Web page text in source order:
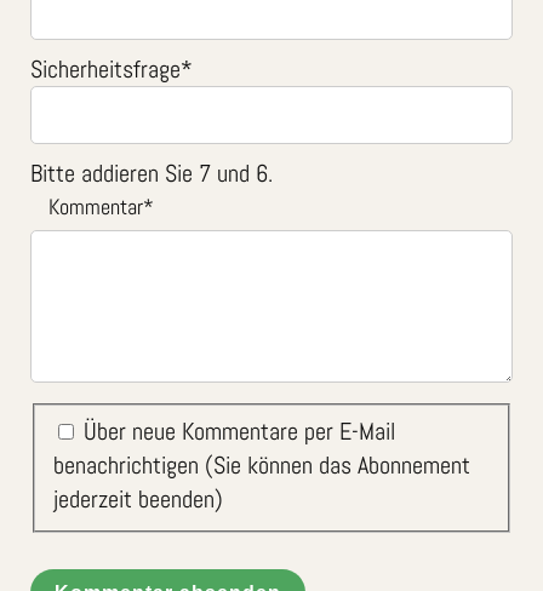
Sicherheitsfrage*
Bitte addieren Sie 7 und 6.
Kommentar*
Über neue Kommentare per E-Mail
benachrichtigen (Sie können das Abonnement
jederzeit beenden)